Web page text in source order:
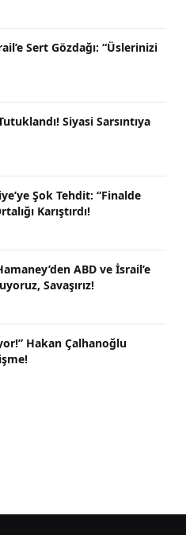
Sert Gözdağı: “Üslerinizi
Siyasi Sarsıntıya
Şok Tehdit: “Finalde
Karıştırdı!
ABD ve İsrail’e
Savaşırız!
Hakan Çalhanoğlu